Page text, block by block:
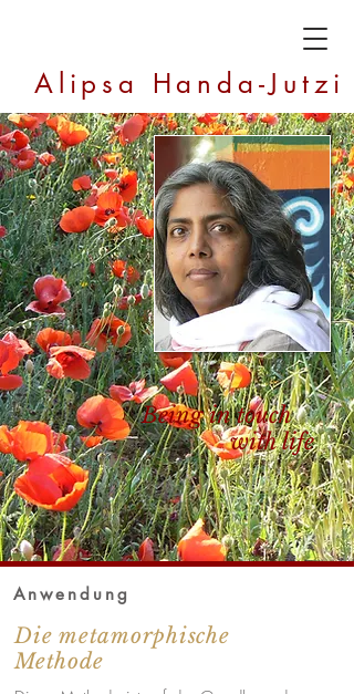
Alipsa Handa-Jutzi
Being in touch
with life
Anwendung
Die metamorphische
Methode